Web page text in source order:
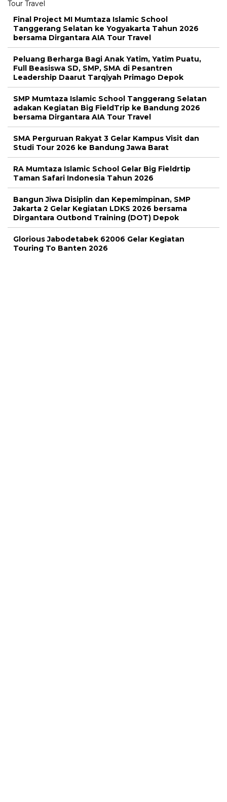
Final Project MI Mumtaza Islamic School
Tanggerang Selatan ke Yogyakarta Tahun 2026
bersama Dirgantara AIA Tour Travel
Peluang Berharga Bagi Anak Yatim, Yatim Puatu,
Full Beasiswa SD, SMP, SMA di Pesantren
Leadership Daarut Tarqiyah Primago Depok
SMP Mumtaza Islamic School Tanggerang Selatan
adakan Kegiatan Big FieldTrip ke Bandung 2026
bersama Dirgantara AIA Tour Travel
SMA Perguruan Rakyat 3 Gelar Kampus Visit dan
Studi Tour 2026 ke Bandung Jawa Barat
RA Mumtaza Islamic School Gelar Big Fieldrtip
Taman Safari Indonesia Tahun 2026
Bangun Jiwa Disiplin dan Kepemimpinan, SMP
Jakarta 2 Gelar Kegiatan LDKS 2026 bersama
Dirgantara Outbond Training (DOT) Depok
Glorious Jabodetabek 62006 Gelar Kegiatan
Touring To Banten 2026